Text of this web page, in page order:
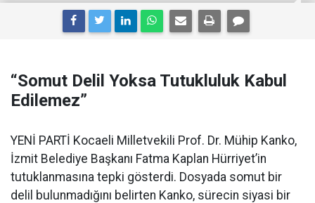
“Somut Delil Yoksa Tutukluluk Kabul
Edilemez”
YENİ PARTİ Kocaeli Milletvekili Prof. Dr. Mühip Kanko,
İzmit Belediye Başkanı Fatma Kaplan Hürriyet’in
tutuklanmasına tepki gösterdi. Dosyada somut bir
delil bulunmadığını belirten Kanko, sürecin siyasi bir